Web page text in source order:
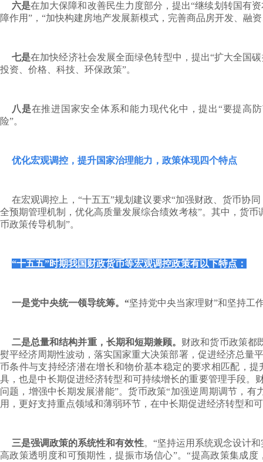
六是在加大保障和改善民生力度部分，提出“继续划转国有
障作用”，“加快构建房地产发展新模式，完善商品房开发、融
七是在加快经济社会发展全面绿色转型中，提出“扩大全国
投资、价格、科技、环保政策”。
八是在推进国家安全体系和能力现代化中，提出“要提高
险”。
优化宏观调控，提升国家治理能力，政策体现四个特点
在宏观调控上，“十五五”规划建议要求“加强财政、货币协
全预期管理机制，优化高质量发展综合绩效考核”。其中，货
币政策传导机制”。
“十五五”时期我国财政货币等宏观调控政策有以下特点：
一是党中央统一领导统筹。“坚持党中央当家理财”和坚持工
二是总量和结构并重，长期和短期兼顾。 财政和货币政策都
熨平经济周期性波动，落实国家重大决策部署，促进经济总量
币条件与支持经济潜在增长和物价基本稳定的要求相匹配，
具，也是中长期促进经济转型和可持续增长的重要管理手段。
问题，增强中长期发展潜能”。货币政策“加强逆周期调节，
用，更好支持重点领域和薄弱环节，在中长期促进经济转型和
三是强调政策的系统性和有效性。“坚持运用系统观念设计
高政策透明度和可预期性，提振市场信心”。“提高政策集成